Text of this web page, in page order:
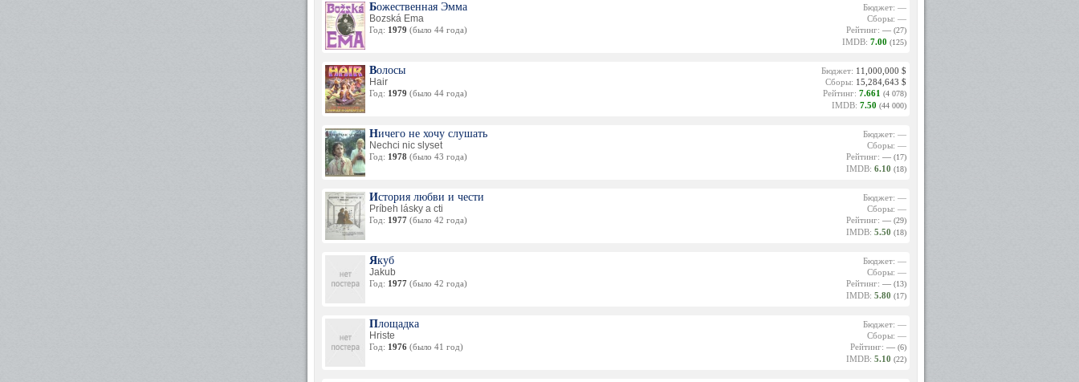
Божественная Эмма
Bozská Ema
Год: 1979 (было 44 года)
Бюджет: —
Сборы: —
Рейтинг: — (27)
IMDB: 7.00 (125)
Волосы
Hair
Год: 1979 (было 44 года)
Бюджет: 11,000,000 $
Сборы: 15,284,643 $
Рейтинг: 7.661 (4 078)
IMDB: 7.50 (44 000)
Ничего не хочу слушать
Nechci nic slyset
Год: 1978 (было 43 года)
Бюджет: —
Сборы: —
Рейтинг: — (17)
IMDB: 6.10 (18)
История любви и чести
Príbeh lásky a cti
Год: 1977 (было 42 года)
Бюджет: —
Сборы: —
Рейтинг: — (29)
IMDB: 5.50 (18)
Якуб
Jakub
Год: 1977 (было 42 года)
Бюджет: —
Сборы: —
Рейтинг: — (13)
IMDB: 5.80 (17)
Площадка
Hriste
Год: 1976 (было 41 год)
Бюджет: —
Сборы: —
Рейтинг: — (6)
IMDB: 5.10 (22)